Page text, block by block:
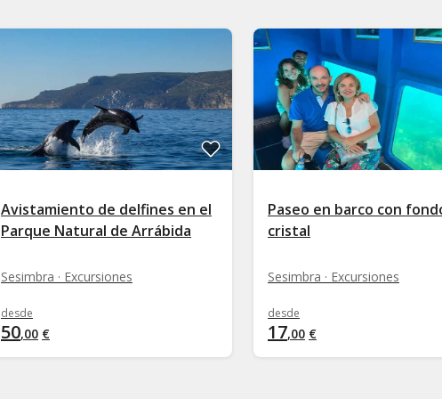
Avistamiento de delfines en el
Parque Natural de Arrábida
Sesimbra · Excursiones
desde
50,00 €
Paseo en barco con
cristal
Sesimbra · Excursiones
desde
17,00 €